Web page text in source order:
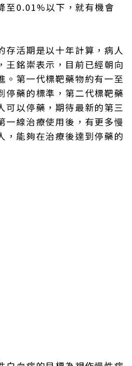
至0.01%以下，就有機會
存活期是以十年計算，病人
王銘崇表示，目前已經朝向
。第一代標靶藥物約有一至
停藥的標準，第二代標靶藥
可以停藥，期待最新的第三
一線治療使用後，有更多慢
，能夠在治療後達到停藥的